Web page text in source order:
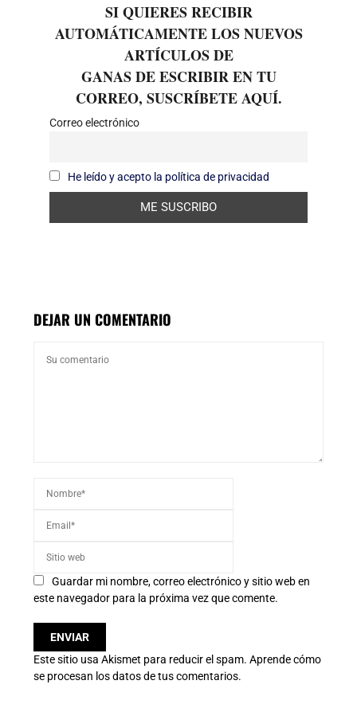
SI QUIERES RECIBIR
AUTOMÁTICAMENTE LOS NUEVOS
ARTÍCULOS DE
GANAS DE ESCRIBIR EN TU
CORREO, SUSCRÍBETE AQUÍ.
Correo electrónico
He leído y acepto la política de privacidad
DEJAR UN COMENTARIO
Guardar mi nombre, correo electrónico y sitio web en
este navegador para la próxima vez que comente.
Este sitio usa Akismet para reducir el spam. Aprende cómo
se procesan los datos de tus comentarios.